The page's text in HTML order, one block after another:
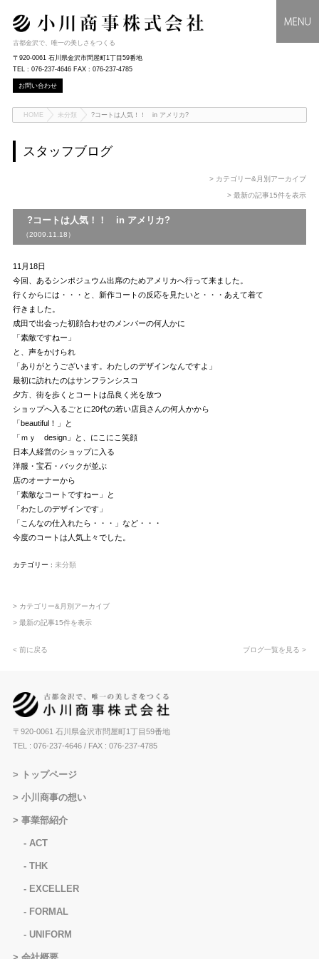
古都金沢で、唯一の美しさをつくる
〒920-0061 石川県金沢市問屋町1丁目59番地
TEL : 076-237-4646 FAX : 076-237-4785
お問い合わせ
HOME 未分類 ?コートは人気！！ in アメリカ?
スタッフブログ
> カテゴリー&月別アーカイブ
> 最新の記事15件を表示
?コートは人気！！ in アメリカ?
（2009.11.18）
11月18日
今回、あるシンポジュウム出席のためアメリカへ行って来ました。
行くからには・・・と、新作コートの反応を見たいと・・・あえて着て
行きました。
成田で出会った初顔合わせのメンバーの何人かに
「素敵ですねー」
と、声をかけられ
「ありがとうございます。わたしのデザインなんですよ」
最初に訪れたのはサンフランシスコ
夕方、街を歩くとコートは品良く光を放つ
ショップへ入るごとに20代の若い店員さんの何人かから
「beautiful！」と
「ｍｙ design」と、にこにこ笑顔
日本人経営のショップに入る
洋服・宝石・バックが並ぶ
店のオーナーから
「素敵なコートですねー」と
「わたしのデザインです」
「こんなの仕入れたら・・・」など・・・
今度のコートは人気上々でした。
カテゴリー : 未分類
> カテゴリー&月別アーカイブ
> 最新の記事15件を表示
< 前に戻る ブログ一覧を見る >
〒920-0061 石川県金沢市問屋町1丁目59番地
TEL : 076-237-4646/ FAX : 076-237-4785
トップページ
小川商事の想い
事業部紹介
ACT
THK
EXCELLER
FORMAL
UNIFORM